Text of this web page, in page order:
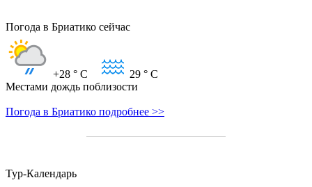
Погода в Бриатико сейчас
+28 ° C 29 ° C
Местами дождь поблизости
Погода в Бриатико подробнее >>
Тур-Календарь